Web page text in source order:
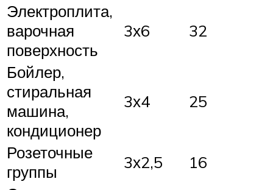
Электроплита,
варочная
поверхность
3х6 32
Бойлер,
стиральная
машина,
кондиционер
3х4 25
Розеточные
группы
3х2,5
16